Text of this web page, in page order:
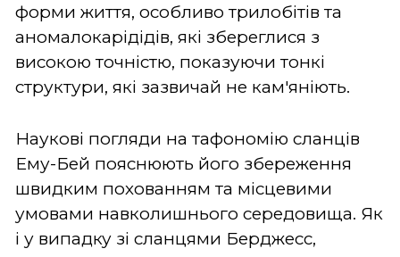
форми життя, особливо трилобітів та
аномалокарідідів, які збереглися з
високою точністю, показуючи тонкі
структури, які зазвичай не кам'яніють.
Наукові погляди на тафономію сланців
Ему-Бей пояснюють його збереження
швидким похованням та місцевими
умовами навколишнього середовища. Як
і у випадку зі сланцями Берджесс,